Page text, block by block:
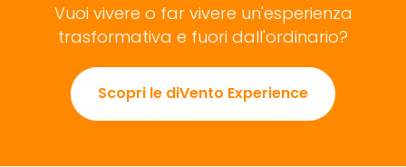
Vuoi vivere o far vivere un'esperienza
trasformativa e fuori dall'ordinario?
Scopri le diVento Experience